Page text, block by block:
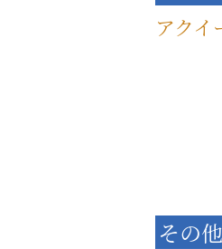
アクイ
その